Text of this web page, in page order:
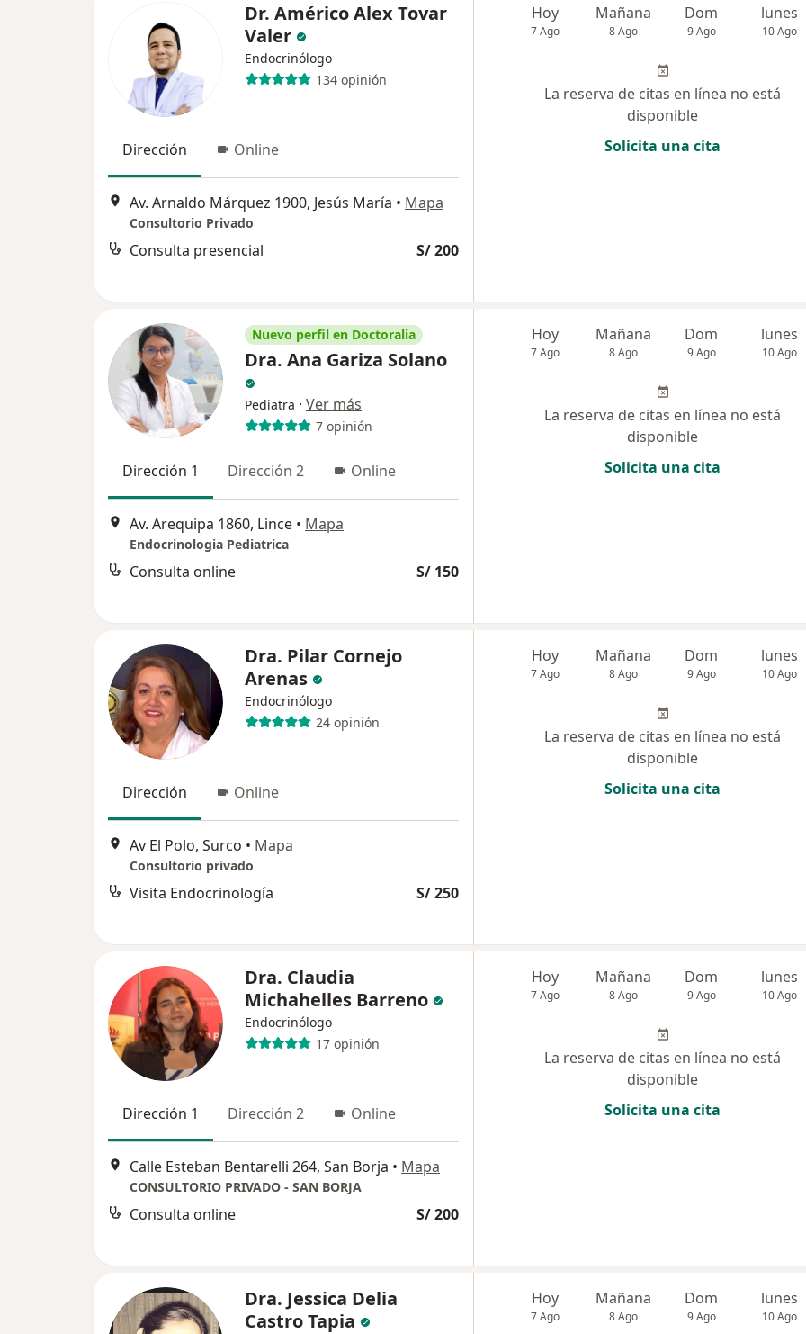
Dr. Américo Alex Tovar
Valer
Endocrinólogo
134 opinión
Dirección Online
Av. Arnaldo Márquez 1900, Jesús María • Mapa
Consultorio Privado
Consulta presencial S/ 200
Hoy
7 Ago
Mañana
8 Ago
Dom
9 Ago
lunes
10 Ago
La reserva de citas en línea no está
disponible
Solicita una cita
Nuevo perfil en Doctoralia
Dra. Ana Gariza Solano
Pediatra · Ver más
7 opinión
Dirección 1 Dirección 2 Online
Av. Arequipa 1860, Lince • Mapa
Endocrinologia Pediatrica
Consulta online S/ 150
Hoy
7 Ago
Mañana
8 Ago
Dom
9 Ago
lunes
10 Ago
La reserva de citas en línea no está
disponible
Solicita una cita
Dra. Pilar Cornejo
Arenas
Endocrinólogo
24 opinión
Dirección Online
Av El Polo, Surco • Mapa
Consultorio privado
Visita Endocrinología S/ 250
Hoy
7 Ago
Mañana
8 Ago
Dom
9 Ago
lunes
10 Ago
La reserva de citas en línea no está
disponible
Solicita una cita
Dra. Claudia
Michahelles Barreno
Endocrinólogo
17 opinión
Dirección 1 Dirección 2 Online
Calle Esteban Bentarelli 264, San Borja • Mapa
CONSULTORIO PRIVADO - SAN BORJA
Consulta online S/ 200
Hoy
7 Ago
Mañana
8 Ago
Dom
9 Ago
lunes
10 Ago
La reserva de citas en línea no está
disponible
Solicita una cita
Dra. Jessica Delia
Castro Tapia
Hoy
7 Ago
Mañana
8 Ago
Dom
9 Ago
lunes
10 Ago